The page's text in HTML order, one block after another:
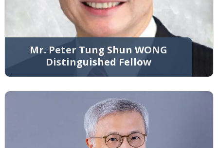
Mr. Peter Tung Shun WONG
Distinguished Fellow